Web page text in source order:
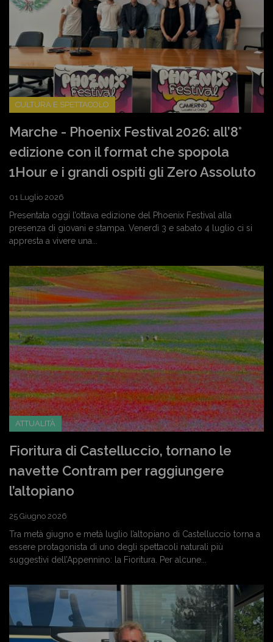
CULTURA E SPETTACOLO
Marche - Phoenix Festival 2026: all’8°
edizione con il format che spopola
1Hour e i grandi ospiti gli Zero Assoluto
01 Luglio 2026
Presentata oggi l’ottava edizione del Phoenix Festival alla
presenza di giovani e stampa. Venerdì 3 e sabato 4 luglio ci si
appresta a vivere una...
ATTUALITÀ
Fioritura di Castelluccio, tornano le
navette Contram per raggiungere
l’altopiano
25 Giugno 2026
Tra metà giugno e metà luglio l’altopiano di Castelluccio torna a
essere protagonista di uno degli spettacoli naturali più
suggestivi dell’Appennino: la Fioritura. Per alcune...